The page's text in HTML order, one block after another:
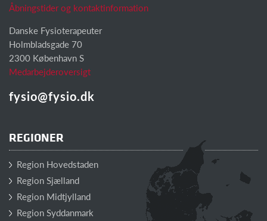
Åbningstider og kontaktinformation
Danske Fysioterapeuter
Holmbladsgade 70
2300 København S
Medarbejderoversigt
fysio@fysio.dk
REGIONER
Region Hovedstaden
Region Sjælland
Region Midtjylland
Region Syddanmark